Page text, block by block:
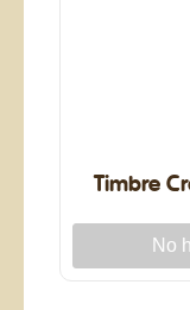
Timbre